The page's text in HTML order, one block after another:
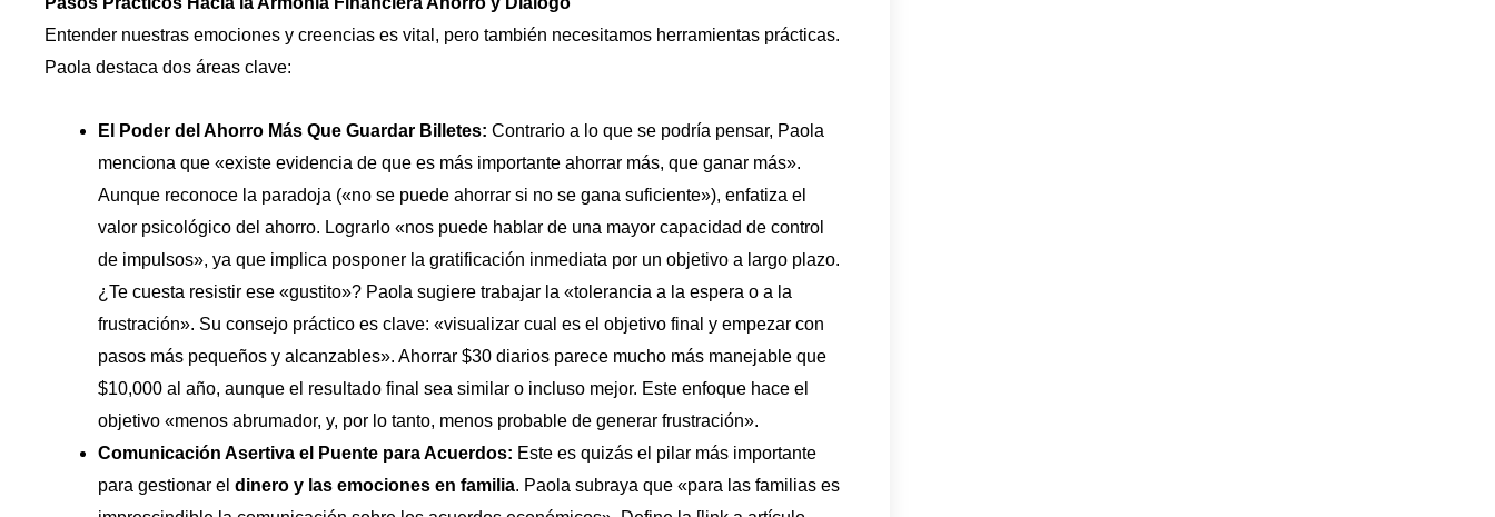
Entender nuestras emociones y creencias es vital, pero también necesitamos herramientas prácticas.
Paola destaca dos áreas clave:
El Poder del Ahorro Más Que Guardar Billetes: Contrario a lo que se podría pensar, Paola
menciona que «existe evidencia de que es más importante ahorrar más, que ganar más».
Aunque reconoce la paradoja («no se puede ahorrar si no se gana suficiente»), enfatiza el
valor psicológico del ahorro. Lograrlo «nos puede hablar de una mayor capacidad de control
de impulsos», ya que implica posponer la gratificación inmediata por un objetivo a largo plazo.
¿Te cuesta resistir ese «gustito»? Paola sugiere trabajar la «tolerancia a la espera o a la
frustración». Su consejo práctico es clave: «visualizar cual es el objetivo final y empezar con
pasos más pequeños y alcanzables». Ahorrar $30 diarios parece mucho más manejable que
$10,000 al año, aunque el resultado final sea similar o incluso mejor. Este enfoque hace el
objetivo «menos abrumador, y, por lo tanto, menos probable de generar frustración».
Comunicación Asertiva el Puente para Acuerdos: Este es quizás el pilar más importante
para gestionar el dinero y las emociones en familia. Paola subraya que «para las familias es